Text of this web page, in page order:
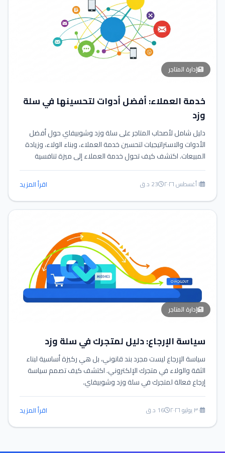
إدارة المتاجر
خدمة العملاء: أفضل أدوات لتحسينها في سلة
وزد
دليل شامل لأصحاب المتاجر على سلة وزد وشوبيفاي حول أفضل
الأدوات والاستراتيجيات لتحسين خدمة العملاء، وبناء الولاء، وزيادة
المبيعات. اكتشف كيف تحول خدمة العملاء إلى ميزة تنافسية
حقيقية.
١ أغسطس ٢٠٢٦ 23 د.ق اقرأ المزيد
إدارة المتاجر
سياسة الإرجاع: دليل لمتجرك في سلة وزد
سياسة الإرجاع ليست مجرد بند قانوني، بل هي ركيزة أساسية لبناء
الثقة والولاء في متجرك الإلكتروني. اكتشف كيف تصمم سياسة
إرجاع فعالة لمتجرك في سلة وزد وشوبيفاي.
٣٠ يوليو ٢٠٢٦ 16 د.ق اقرأ المزيد